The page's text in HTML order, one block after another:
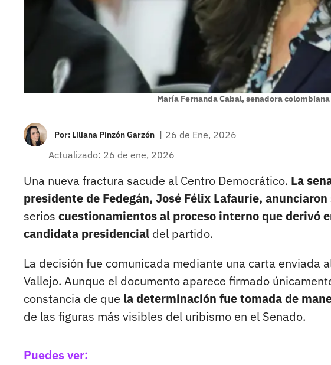
María Fernanda Cabal, senadora colombiana
Por: Liliana Pinzón Garzón | 26 de Ene, 2026
Actualizado: 26 de ene, 2026
Una nueva fractura sacude al Centro Democrático. La
presidente de Fedegán, José Félix Lafaurie,
serios cuestionamientos al proceso interno que derivó
candidata presidencial del partido.
La decisión fue comunicada mediante una carta enviada
Vallejo. Aunque el documento aparece firmado
constancia de que la determinación fue tomada de
de las figuras más visibles del uribismo en el Senado.
Puedes ver: